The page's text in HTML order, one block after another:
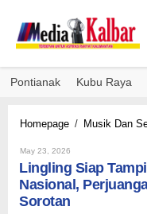
content
Pontianak Kubu Raya
Homepage / Musik Dan
May 23, 2026
Lingling Siap
Nasional,
Sorotan